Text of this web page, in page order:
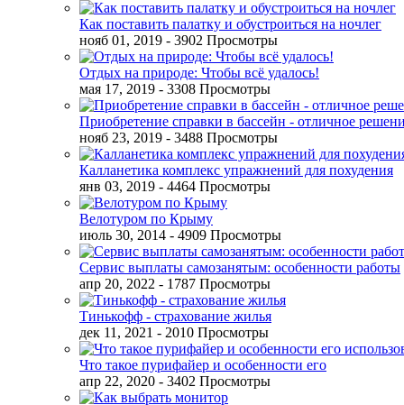
Как поставить палатку и обустроиться на ночлег
нояб 01, 2019 - 3902 Просмотры
Отдых на природе: Чтобы всё удалось!
мая 17, 2019 - 3308 Просмотры
Приобретение справки в бассейн - отличное
нояб 23, 2019 - 3488 Просмотры
Калланетика комплекс упражнений для похудения
янв 03, 2019 - 4464 Просмотры
Велотуром по Крыму
июль 30, 2014 - 4909 Просмотры
Сервис выплаты самозанятым: особенности работы
апр 20, 2022 - 1787 Просмотры
Тинькофф - страхование жилья
дек 11, 2021 - 2010 Просмотры
Что такое пурифайер и особенности его
апр 22, 2020 - 3402 Просмотры